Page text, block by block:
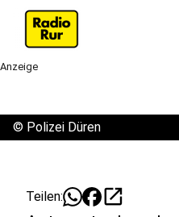
Anzeige
© Polizei Düren
Teilen: open_in_new